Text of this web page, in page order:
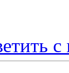
с